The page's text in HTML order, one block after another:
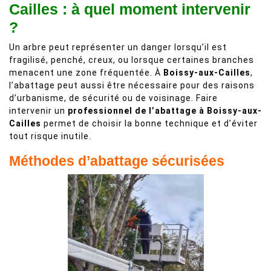
Cailles : à quel moment intervenir
?
Un arbre peut représenter un danger lorsqu’il est
fragilisé, penché, creux, ou lorsque certaines branches
menacent une zone fréquentée. À Boissy-aux-Cailles,
l’abattage peut aussi être nécessaire pour des raisons
d’urbanisme, de sécurité ou de voisinage. Faire
intervenir un professionnel de l’abattage à Boissy-aux-
Cailles permet de choisir la bonne technique et d’éviter
tout risque inutile.
Méthodes d’abattage sécurisées